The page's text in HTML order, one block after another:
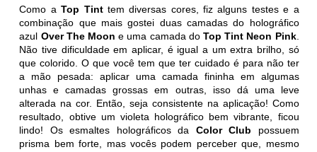
Como aTop Tinttem diversas cores, fiz alguns testes e a
combinação que mais gostei duas camadas do holográfico
azul Over The Moon e uma camada doTop Tint Neon Pink.
Não tive dificuldade em aplicar, é igual a um extra brilho, só
que colorido. O que você tem que ter cuidado é para não ter
a mão pesada: aplicar uma camada fininha em algumas
unhas e camadas grossas em outras, isso dá uma leve
alterada na cor. Então, seja consistente na aplicação! Como
resultado, obtive um violeta holográfico bem vibrante, ficou
lindo! Os esmaltes holográficos da Color Club possuem
prisma bem forte, mas vocês podem perceber que, mesmo